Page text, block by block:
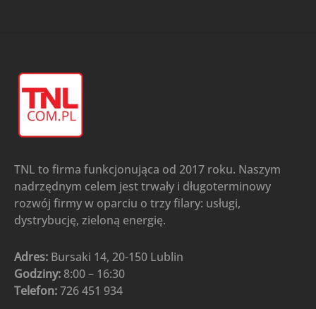
TNL to firma funkcjonująca od 2017 roku. Naszym
nadrzędnym celem jest trwały i długoterminowy
rozwój firmy w oparciu o trzy filary: usługi,
dystrybucję, zieloną energię.
Adres: Bursaki 14, 20-150 Lublin
Godziny: 8:00 – 16:30
Telefon:726 451 934